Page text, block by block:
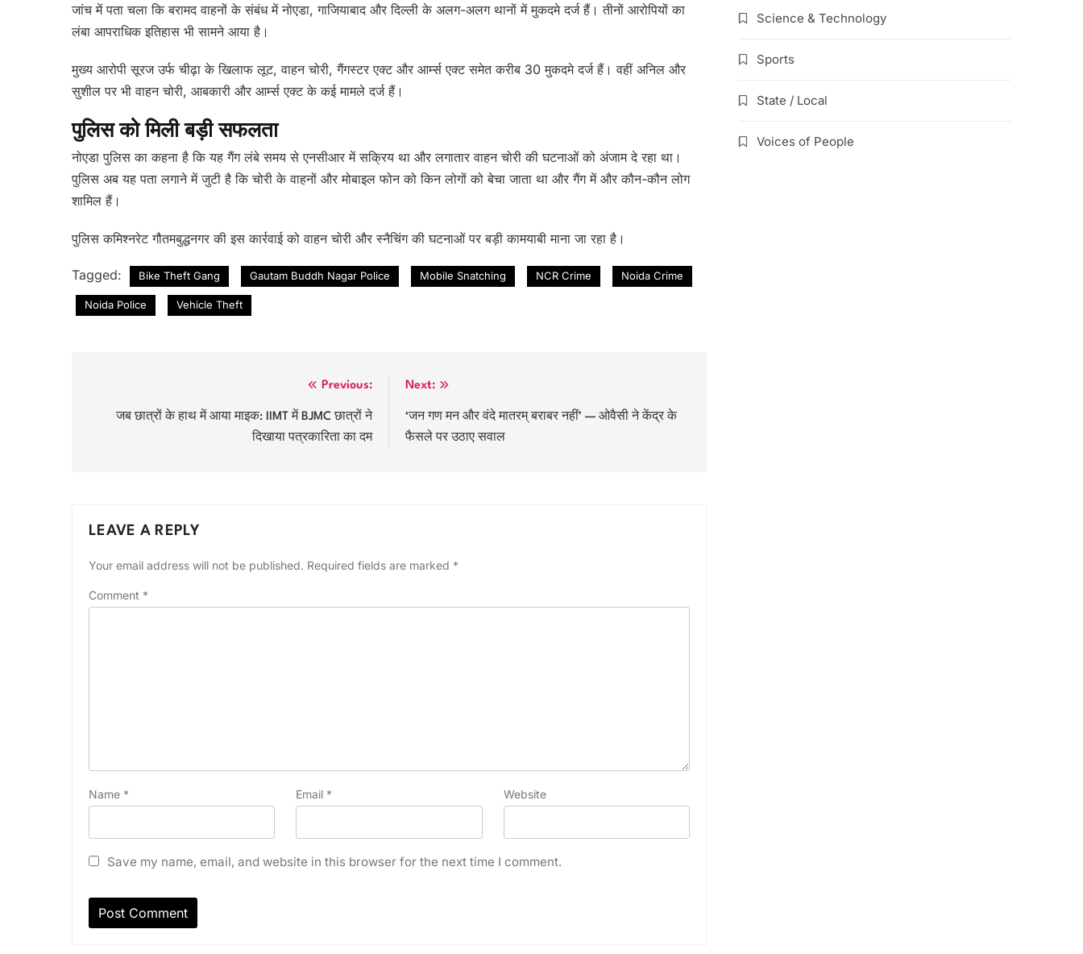
जांच में पता चला कि बरामद वाहनों के संबंध में नोएडा, गाजियाबाद और दिल्ली के अलग-अलग थानों में मुकदमे दर्ज हैं। तीनों आरोपियों का
लंबा आपराधिक इतिहास भी सामने आया है।
मुख्य आरोपी सूरज उर्फ चीढ़ा के खिलाफ लूट, वाहन चोरी, गैंगस्टर एक्ट और आर्म्स एक्ट समेत करीब 30 मुकदमे दर्ज हैं। वहीं अनिल और
सुशील पर भी वाहन चोरी, आबकारी और आर्म्स एक्ट के कई मामले दर्ज हैं।
पुलिस को मिली बड़ी सफलता
नोएडा पुलिस का कहना है कि यह गैंग लंबे समय से एनसीआर में सक्रिय था और लगातार वाहन चोरी की घटनाओं को अंजाम दे रहा था।
पुलिस अब यह पता लगाने में जुटी है कि चोरी के वाहनों और मोबाइल फोन को किन लोगों को बेचा जाता था और गैंग में और कौन-कौन लोग
शामिल हैं।
पुलिस कमिश्नरेट गौतमबुद्धनगर की इस कार्रवाई को वाहन चोरी और स्नैचिंग की घटनाओं पर बड़ी कामयाबी माना जा रहा है।
Tagged: Bike Theft Gang Gautam Buddh Nagar Police Mobile Snatching NCR Crime Noida Crime
Noida Police Vehicle Theft
navigation
Previous:
जब छात्रों के हाथ में आया माइक: IIMT में BJMC छात्रों ने
दिखाया पत्रकारिता का दम
Next:
‘जन गण मन और वंदे मातरम् बराबर नहीं’ — ओवैसी ने केंद्र के
फैसले पर उठाए सवाल
LEAVE A REPLY
Your email address will not be published. Required fields are marked *
Comment *
Name * Email * Website
Save my name, email, and website in this browser for the next time I comment.
Science & Technology
Sports
State / Local
Voices of People